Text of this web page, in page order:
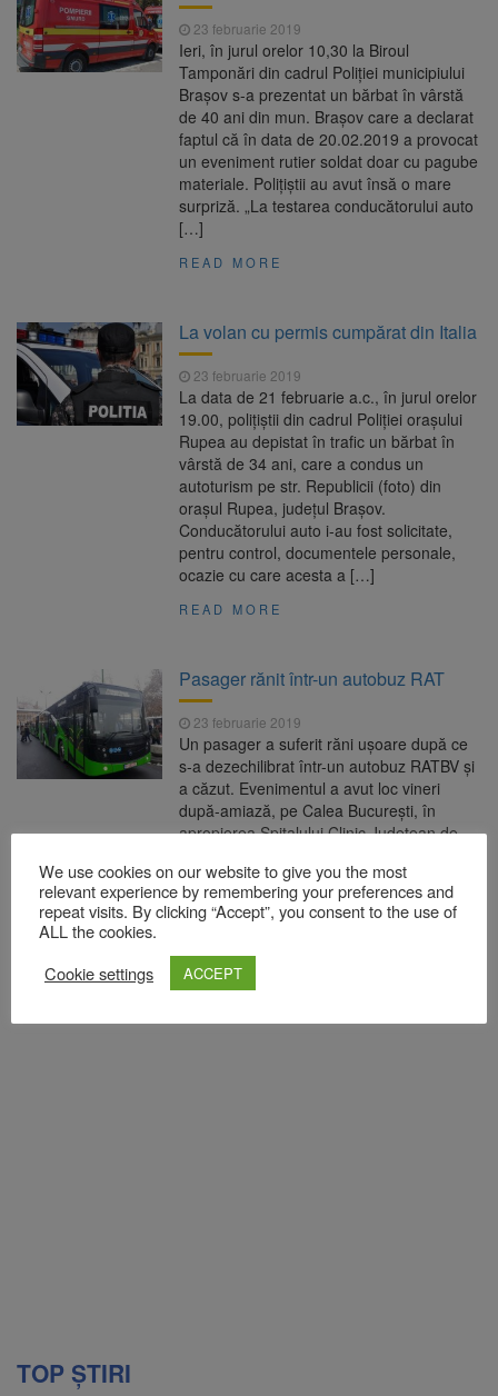
23 februarie 2019
Ieri, în jurul orelor 10,30 la Biroul
Tamponări din cadrul Poliției municipiului
Brașov s-a prezentat un bărbat în vârstă
de 40 ani din mun. Brașov care a declarat
faptul că în data de 20.02.2019 a provocat
un eveniment rutier soldat doar cu pagube
materiale. Poliţiştii au avut însă o mare
surpriză. „La testarea conducătorului auto
[…]
READ MORE
La volan cu permis cumpărat din Italia
23 februarie 2019
La data de 21 februarie a.c., în jurul orelor
19.00, polițiștii din cadrul Poliției orașului
Rupea au depistat în trafic un bărbat în
vârstă de 34 ani, care a condus un
autoturism pe str. Republicii (foto) din
orașul Rupea, județul Brașov.
Conducătorului auto i-au fost solicitate,
pentru control, documentele personale,
ocazie cu care acesta a […]
READ MORE
Pasager rănit într-un autobuz RAT
23 februarie 2019
Un pasager a suferit răni ușoare după ce
s-a dezechilibrat într-un autobuz RATBV și
a căzut. Evenimentul a avut loc vineri
după-amiază, pe Calea București, în
apropierea Spitalului Clinic Județean de
frânat brusc, iar victima nu s-a mai putut
ține, s-a dezechilibrat și a căzut în mijlocul
de transport în […]
READ MORE
TOP ȘTIRI
We use cookies on our website to give you the most
relevant experience by remembering your preferences and
repeat visits. By clicking “Accept”, you consent to the use of
ALL the cookies.
Cookie settings
ACCEPT